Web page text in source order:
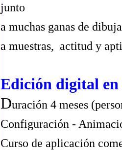
junto
a muchas ganas de
a muestras, actitud y
Edición digital en
Duración 4 meses
Configuración -
Curso de aplicación